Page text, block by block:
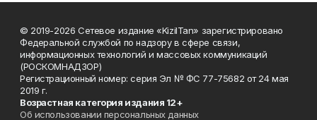
© 2019-2026 Сетевое издание «KizilTan» зарегистрировано
Федеральной службой по надзору в сфере связи,
информационных технологий и массовых коммуникаций
(РОСКОМНАДЗОР)
Регистрационный номер: серия Эл № ФС 77-75682 от 24 мая
2019 г.
Возрастная категория издания 12+
Об использовании персональных данных